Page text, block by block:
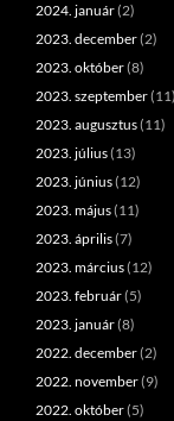
2024. január(2)
2023. december(2)
2023. október(8)
2023. szeptember(11)
2023. augusztus(11)
2023. július(13)
2023. június(12)
2023. május(11)
2023. április(7)
2023. március(12)
2023. február(5)
2023. január(8)
2022. december(2)
2022. november(9)
2022. október(5)